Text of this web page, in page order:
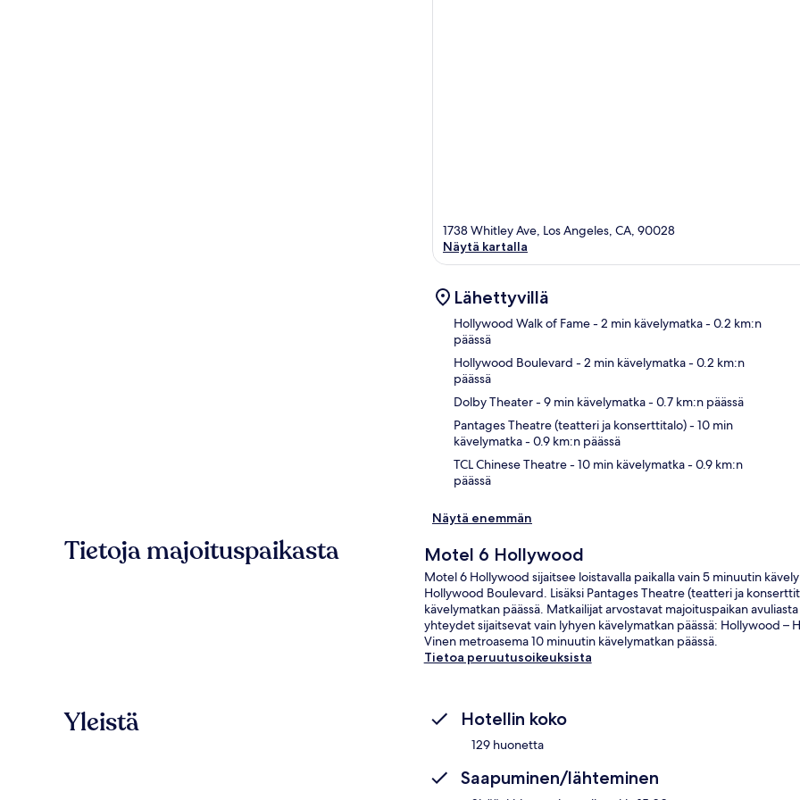
1738 Whitley Ave, Los Angeles, CA, 90028
Näytä kartalla
Lähettyvillä
Hollywood Walk of Fame- 2 min kävelymatka- 0.2 km:n
päässä
Hollywood Boulevard - 2 min kävelymatka- 0.2 km:n
päässä
Dolby Theater- 9 min kävelymatka- 0.7 km:n päässä
Pantages Theatre (teatteri ja konserttitalo)- 10 min
kävelymatka- 0.9 km:n päässä
TCL Chinese Theatre- 10 min kävelymatka- 0.9 km:n
päässä
Näytä enemmän
Tietoja majoituspaikasta Motel 6 Hollywood
Motel 6 Hollywood sijaitsee loistavalla paikalla vain 5 minuutin
Hollywood Boulevard. Lisäksi Pantages Theatre (teatteri ja
kävelymatkan päässä. Matkailijat arvostavat majoituspaikan
yhteydet sijaitsevat vain lyhyen kävelymatkan päässä: Hollywood
Vinen metroasema 10 minuutin kävelymatkan päässä.
Tietoa peruutusoikeuksista
Yleistä Hotellin koko
129 huonetta
Saapuminen/lähteminen